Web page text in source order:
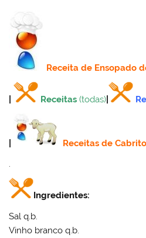
Receitade Ensopado
Receitas (todas)
Receitas de Cabrito
.
Ingredientes:
Sal q.b.
Vinho branco q.b.